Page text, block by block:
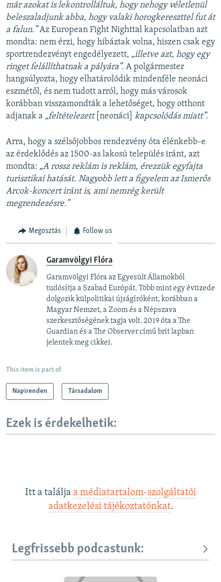
már azokat is lekontrolláltuk, hogy nehogy véletlenül
beleszaladjunk abba, hogy valaki horogkereszttel fut át
a falun.”Az European Fight Nighttal kapcsolatban azt
mondta: nem érzi, hogy hibáztak volna, hiszen csak egy
sportrendezvényt engedélyezett, „illetve azt, hogy egy
ringet felállíthatnak a pályára”. A polgármester
hangsúlyozta, hogy elhatárolódik mindenféle neonáci
eszmétől, és nem tudott arról, hogy más városok
korábban visszamondták a lehetőséget, hogy otthont
adjanak a „feltételezett [neonáci] kapcsolódás miatt”.
Arra, hogy a szélsőjobbos rendezvény óta élénkebb-e
az érdeklődés az 1500-as lakosú település iránt, azt
mondta: „A rossz reklám is reklám, érezzük egyfajta
turisztikai hatását. Nagyobb lett a figyelem az Ismerős
Arcok-koncert iránt is, ami nemrég került
megrendezésre.”
Megosztás Follow us
Garamvölgyi Flóra
Garamvölgyi Flóra az Egyesült Államokból
tudósítja a Szabad Európát. Több mint egy évtizede
dolgozik külpolitikai újságíróként, korábban a
Magyar Nemzet, a Zoom és a Népszava
szerkesztőségének tagja volt. 2019 óta a The
Guardian és a The Observer című brit lapban
jelentek meg cikkei.
This item is part of
Napirenden Társadalom
Ezek is érdekelhetik:
Itt a találja a médiatartalom-szolgáltatói
adatkezelési tájékoztatónkat.
Legfrissebb podcastunk: